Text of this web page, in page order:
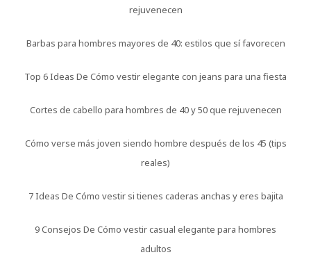
rejuvenecen
Barbas para hombres mayores de 40: estilos que sí favorecen
Top 6 Ideas De Cómo vestir elegante con jeans para una fiesta
Cortes de cabello para hombres de 40 y 50 que rejuvenecen
Cómo verse más joven siendo hombre después de los 45 (tips
reales)
7 Ideas De Cómo vestir si tienes caderas anchas y eres bajita
9 Consejos De Cómo vestir casual elegante para hombres
adultos